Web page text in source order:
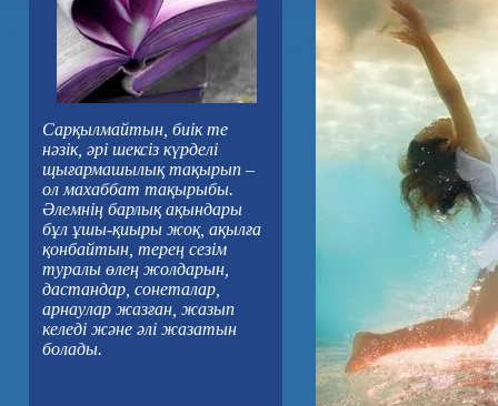
Сарқылмайтын, биік те
нәзік, әрі шексіз күрделі
щығармашылық тақырып –
ол махаббат тақырыбы.
Әлемнің барлық ақындары
бұл ұшы-қиыры жоқ, ақылға
қонбайтын, терең сезім
туралы өлең жолдарын,
дастандар, сонеталар,
арнаулар жазған, жазып
келеді және әлі жазатын
болады.